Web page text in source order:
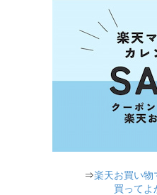
⇒楽天お買い物
買ってよ